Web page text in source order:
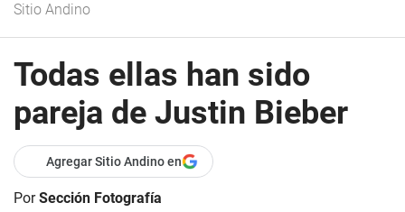
Sitio Andino
Todas ellas han sido
pareja de Justin Bieber
Agregar Sitio Andino en
PorSección Fotografía